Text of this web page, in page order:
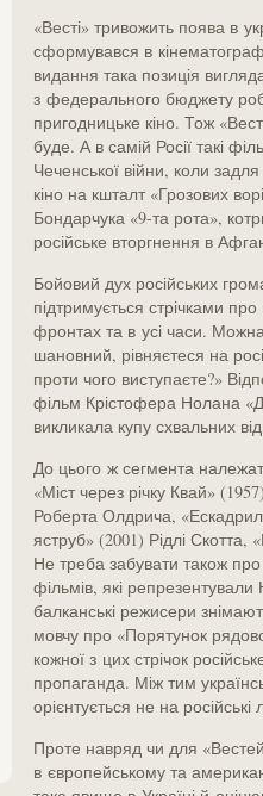
«Весті» тривожить поява в
сформувався в
видання така позиція
з федерального бюджету
пригодницьке кіно. Тож
буде. А в самій Росії такі
Чеченської війни, коли
кіно на кшталт «Грозових
Бондарчука «9-та рота»,
російське вторгнення в
Бойовий дух російських
підтримується стрічками
фронтах та в усі часи.
шановний, рівняєтеся на
проти чого виступаєте?»
фільм Крістофера Нолана
викликала купу схвальних
До цього ж сегмента
«Міст через річку Квай»
Роберта Олдрича,
яструб» (2001) Рідлі Скотта,
Не треба забувати також
фільмів, які
балканські режисери
мовчу про «Порятунок
кожної з цих стрічок
пропаганда. Між тим
орієнтується не на російські
Проте навряд чи для
в європейському та